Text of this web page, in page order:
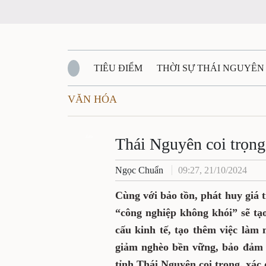
TIÊU ĐIỂM THỜI SỰ THÁI NGUYÊN
QUỐC PHÒNG - AN NINH
QUÊ HƯƠNG - ĐẤT NƯỚC QUỐC TẾ
VĂN BẢN, CHÍNH SÁCH MỚI VĂN
VĂN HÓA
Thái Nguyên coi
Ngọc Chuẩn 09:27, 21/10/2024
Cùng với bảo tồn, phát huy giá
“công nghiệp không khói” sẽ
cấu kinh tế, tạo thêm việc làm
giảm nghèo bền vững, bảo